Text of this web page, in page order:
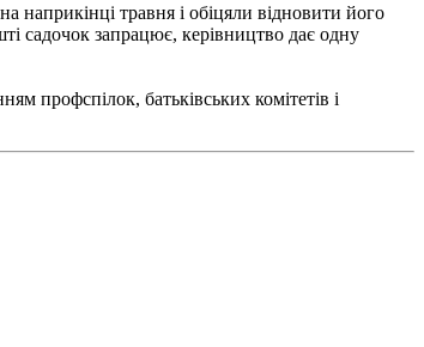
наприкінці травня і обіцяли відновити його
садочок запрацює, керівництво дає одну
профспілок, батьківських комітетів і